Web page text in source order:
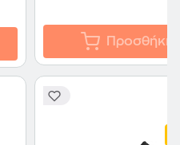
Προσθήκη